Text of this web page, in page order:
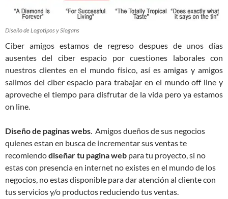
Diseño de Logotipos y Slogans
Ciber amigos estamos de regreso despues de unos días
ausentes del ciber espacio por cuestiones laborales con
nuestros clientes en el mundo físico, así es amigas y amigos
salimos del ciber espacio para trabajar en el mundo off line y
aproveche el tiempo para disfrutar de la vida pero ya estamos
on line.
Diseño de paginas webs. Amigos dueños de sus negocios
quienes estan en busca de incrementar sus ventas te
recomiendodiseñar tu pagina web para tu proyecto, si no
estas con presencia en internet no existes en el mundo de los
negocios, no estas disponible para dar atención al cliente con
tus servicios y/o productos reduciendo tus ventas.